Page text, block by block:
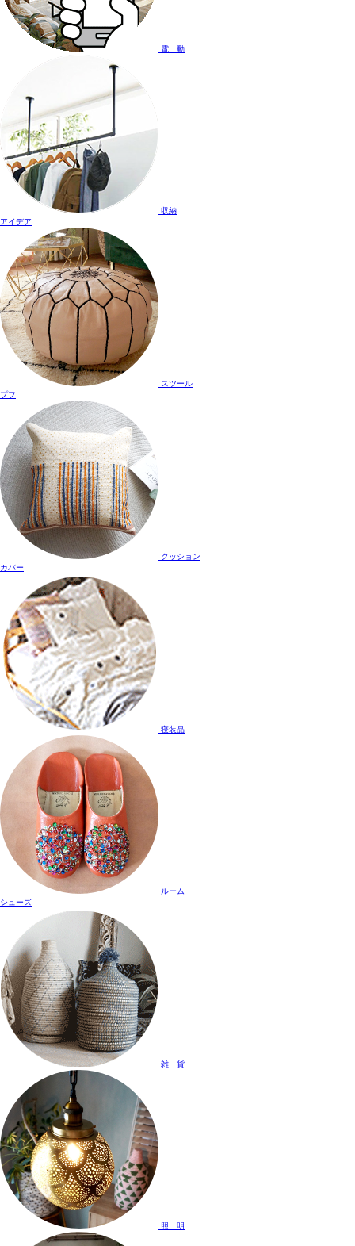
電 動
収納
アイデア
スツール
プフ
クッション
カバー
寝装品
ルーム
シューズ
雑 貨
照 明